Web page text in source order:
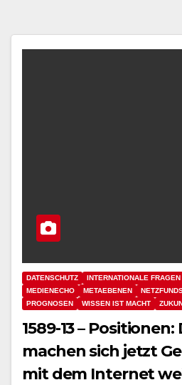
DATENSCHUTZ INTERNATIONALE FRAGEN
MEDIENECHO
METAEBENEN
PROGNOSEN
WISSEN IST MACHT
1589-13 –
machen sich jetzt
mit dem Internet